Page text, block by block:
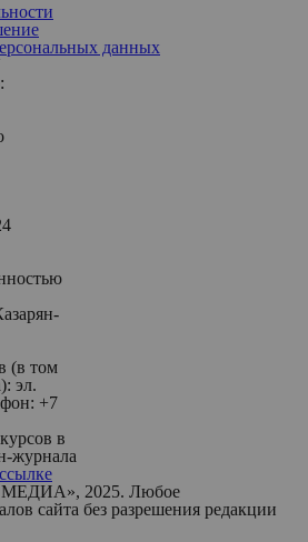
данных
(в том
эл.
+7
в
журнала
ссылке
2025. Любое
сайта без разрешения редакции